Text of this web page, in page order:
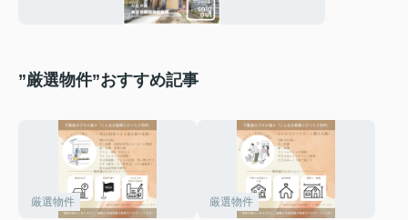
”厳選物件”おすすめ記事
厳選物件 厳選物件